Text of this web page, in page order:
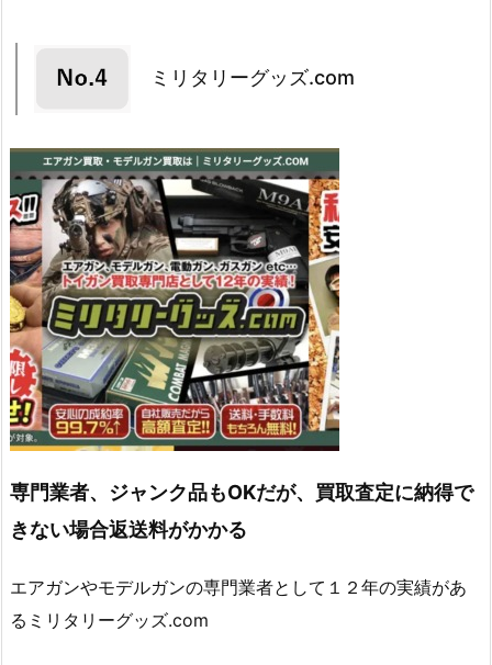
ミリタリーグッズ.com
専門業者、ジャンク品もOKだが、買取査定に納得で
きない場合返送料がかかる
エアガンやモデルガンの専門業者として１２年の実績があ
るミリタリーグッズ.com